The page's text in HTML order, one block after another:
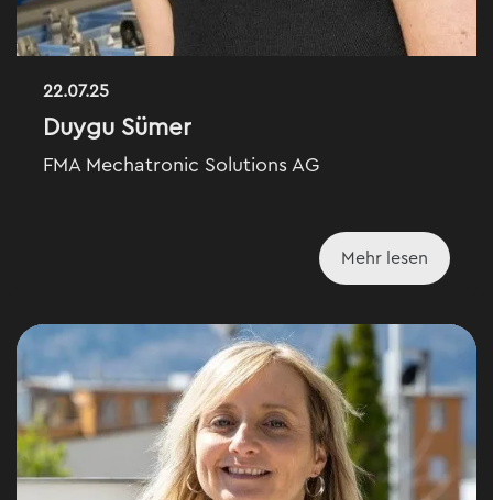
22.07.25
Duygu Sümer
FMA Mechatronic Solutions AG
Mehr lesen